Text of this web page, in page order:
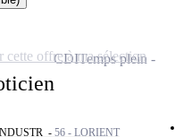
- 56 - LORIENT
CDITemps plein
cette offre à ma sélection